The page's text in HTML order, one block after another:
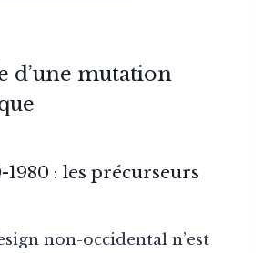
d’une mutation
1980 : les précurseurs
non-occidental n’est